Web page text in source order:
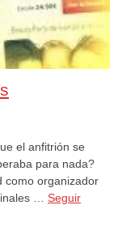
el anfitrión se
para nada?
como organizador
… Seguir